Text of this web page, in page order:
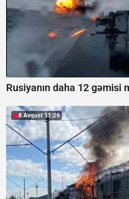
Rusiyanın daha 12 gəmisi
8 Avqust 11:29